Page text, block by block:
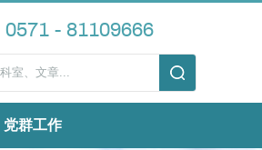
0571 - 81109666
党群工作